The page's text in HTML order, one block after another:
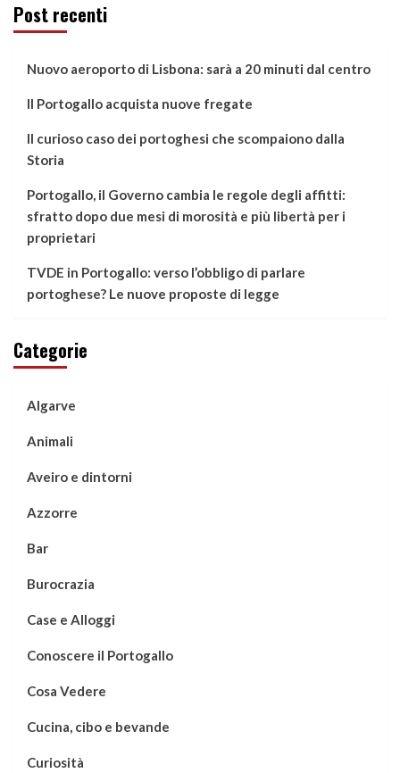
Post recenti
Nuovo aeroporto di Lisbona: sarà a 20 minuti dal centro
Il Portogallo acquista nuove fregate
Il curioso caso dei portoghesi che scompaiono dalla
Storia
Portogallo, il Governo cambia le regole degli affitti:
sfratto dopo due mesi di morosità e più libertà per i
proprietari
TVDE in Portogallo: verso l’obbligo di parlare
portoghese? Le nuove proposte di legge
Categorie
Algarve
Animali
Aveiro e dintorni
Azzorre
Bar
Burocrazia
Case e Alloggi
Conoscere il Portogallo
Cosa Vedere
Cucina, cibo e bevande
Curiosità